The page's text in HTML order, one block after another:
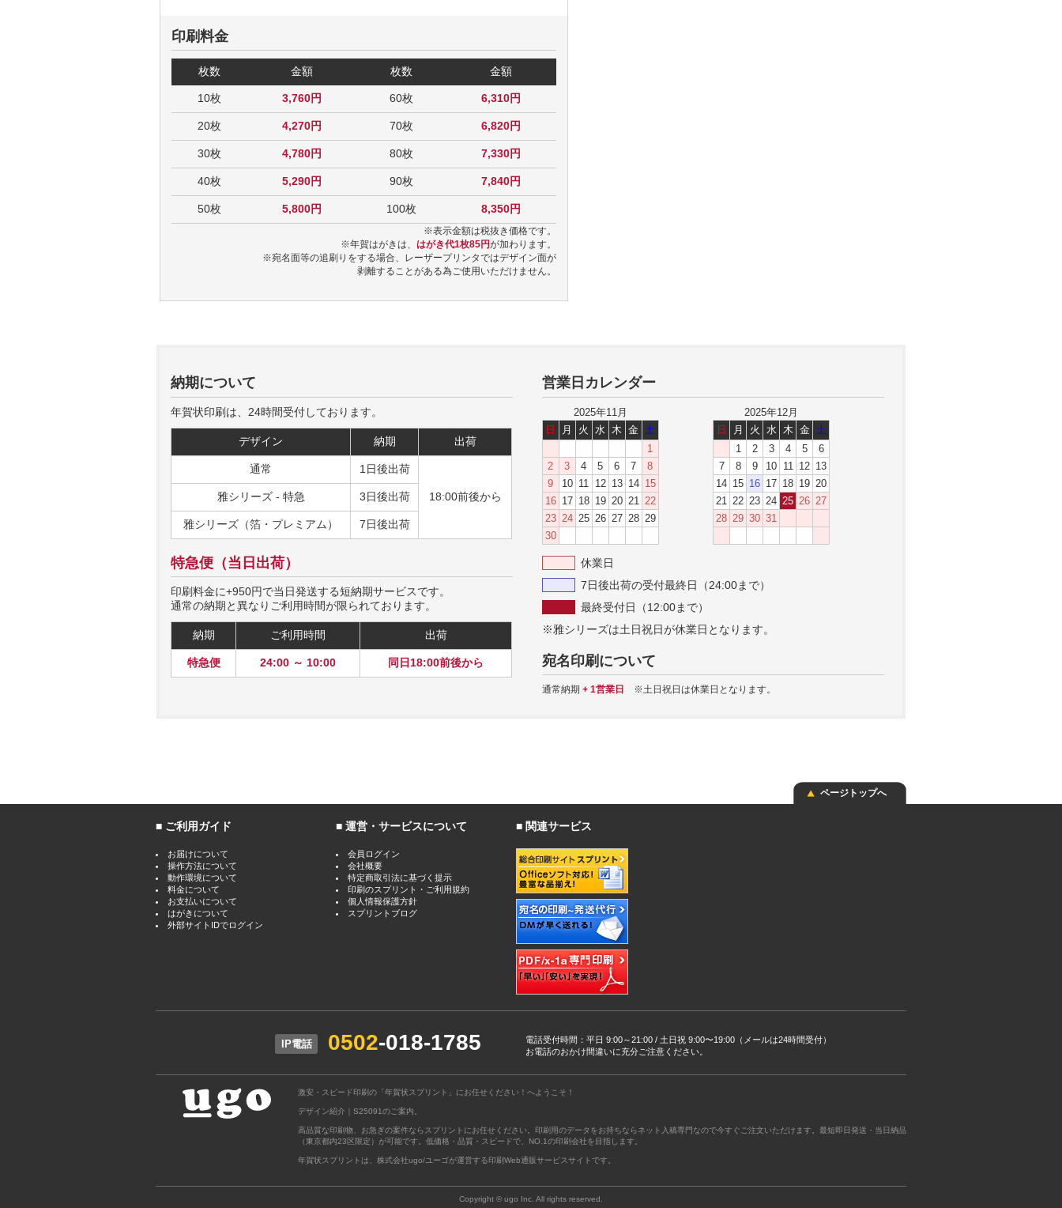
印刷料金
※表示金額は税抜き価格です。
※年賀はがきは、 はがき代1枚85円が加わります。
※宛名面等の追刷りをする場合、レーザープリンタではデザイン面が
剥離することがある為ご使用いただけません。
枚数 金額 枚数 金額
10枚 3,760円 60枚 6,310円
20枚 4,270円 70枚 6,820円
30枚 4,780円 80枚 7,330円
40枚 5,290円 90枚 7,840円
50枚 5,800円 100枚 8,350円
納期について
年賀状印刷は、24時間受付しております。
デザイン 納期 出荷
通常 1日後出荷
18:00前後から
雅シリーズ - 特急 3日後出荷
雅シリーズ（箔・プレミアム） 7日後出荷
特急便（当日出荷）
印刷料金に+950円で当日発送する短納期サービスです。
通常の納期と異なりご利用時間が限られております。
納期 ご利用時間 出荷
特急便 24:00 ～ 10:00 同日18:00前後から
営業日カレンダー
2025年11月
日
月 火 水 木 金
土
1
2
3 4 5 6 7
8
9
10 11 12 13 14 15
16 17 18 19 20 21
22
23 24 25 26 27 28 29
30
2025年12月
日
月 火 水 木 金
土
1
2 3 4 5
6
7
8 9 10 11 12 13
14 15 16 17 18 19 20
21
22 23 24 25 26 27
28 29 30 31
休業日
7日後出荷の受付最終日（24:00まで）
最終受付日（12:00まで）
※雅シリーズは土日祝日が休業日となります。
宛名印刷について
通常納期 + 1営業日 ※土日祝日は休業日となります。
ページトップへ
ご利用ガイド
お届けについて
操作方法について
動作環境について
料金について
お支払いについて
はがきについて
外部サイトIDでログイン
運営・サービスについて
会員ログイン
会社概要
特定商取引法に基づく提示
印刷のスプリント・ご利用規約
個人情報保護方針
スプリントブログ
関連サービス
IP電話 0502-018-1785
電話受付時間：平日 9:00～21:00 / 土日祝 9:00〜19:00（メールは24時間受付）
お電話のおかけ間違いに充分ご注意ください。
激安・スピード印刷の 「年賀状スプリント」にお任せください！ へようこそ！
デザイン紹介｜S25091のご案内。
高品質な印刷物、お急ぎの案件ならスプリントにお任せください。印刷用のデータをお持ちならネット入稿専門なので今すぐご注文いただけます。最短即日発送・当日納品
（東京都内23区限定）が可能です。低価格・品質・スピードで、NO.1の印刷会社を目指します。
年賀状スプリントは、 株式会社ugo/ユーゴが運営する印刷Web通販サービスサイトです。
Copyright © ugo Inc. All rights reserved.